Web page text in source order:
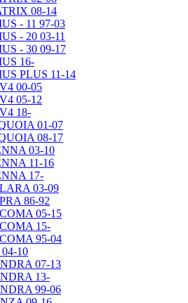
08-14
- 11 97-03
- 20 03-11
- 30 09-17
16-
PLUS 11-14
00-05
05-12
18-
01-07
08-17
03-10
11-16
17-
03-09
86-92
05-15
15-
95-04
10
07-13
13-
99-06